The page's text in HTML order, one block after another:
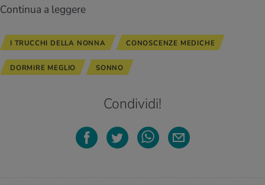
Continua a leggere
I TRUCCHI DELLA NONNA CONOSCENZE MEDICHE
DORMIRE MEGLIO SONNO
Condividi!